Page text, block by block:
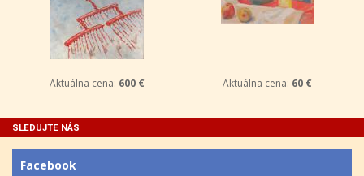
Aktuálna cena: 600 € Aktuálna cena: 60 €
SLEDUJTE NÁS
Facebook